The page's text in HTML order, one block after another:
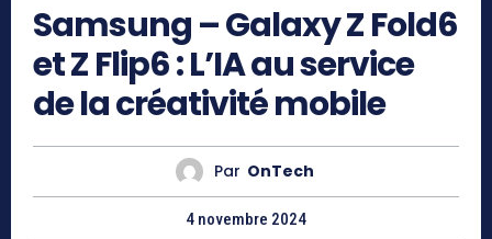
Samsung – Galaxy Z Fold6
et Z Flip6 : L’IA au service
de la créativité mobile
Par OnTech
4 novembre 2024